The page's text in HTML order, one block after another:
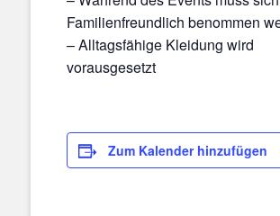
Familienfreundlich benommen
– Alltagsfähige Kleidung wird
vorausgesetzt
Zum Kalender hinzufügen